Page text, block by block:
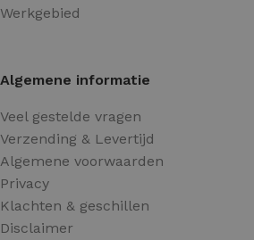
Werkgebied
Algemene informatie
Veel gestelde vragen
Verzending & Levertijd
Algemene voorwaarden
Privacy
Klachten & geschillen
Disclaimer